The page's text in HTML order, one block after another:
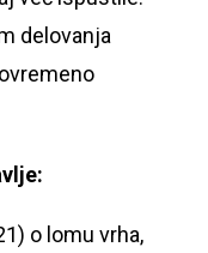
delovanja
o lomu vrha,